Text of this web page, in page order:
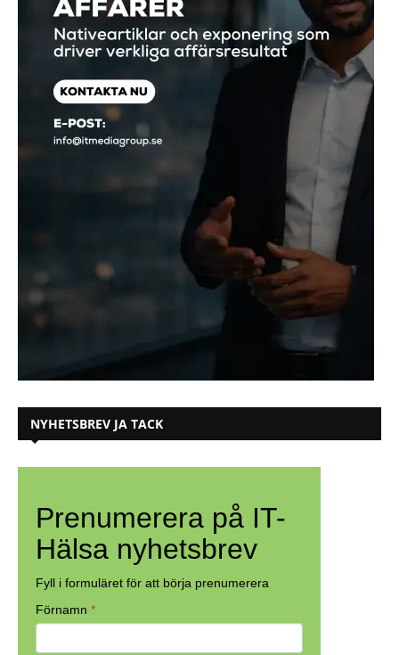
NYHETSBREV JA TACK